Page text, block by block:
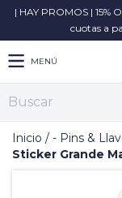
| HAY PROMOS | 15%
cuotas a
MENÚ
Inicio / - Pins &
Sticker Grande